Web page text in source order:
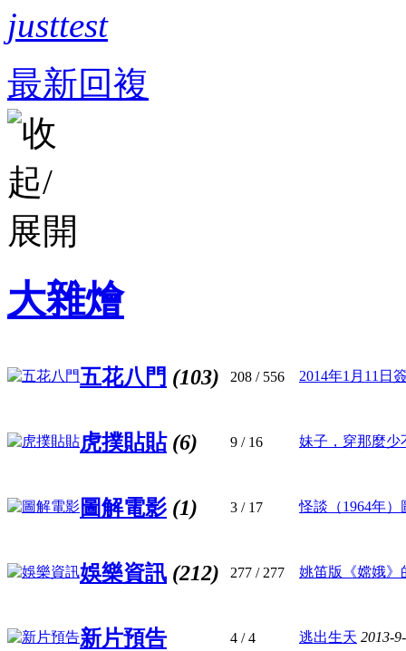
justtest
最新回複
大雜燴
五花八門 (103) 208 / 556 2014年1月11日
虎撲貼貼(6) 9 / 16 妹子，穿那麼少
圖解電影 (1) 3 / 17 怪談（1964年）
娛樂資訊 (212) 277 / 277 姚笛版《嫦娥》
新片預告 4 / 4 逃出生天 2013-